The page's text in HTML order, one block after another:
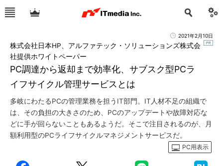
2021年2月10日
PC調達から返却まで効率化、サブスク型PCラ
イフサイクル管理サービスとは
株式会社日本HP、アルファテック・ソリューションズ株式会
社提供ホワイトペーパー
多岐にわたるPCの管理業務を担うIT部門。IT人材不足の組織で
は、その負担の大きさのため、PCのアップデートや故障対応な
どに手が回らないこともあるようだ。そこで注目されるのが、月
額利用型のPCライフサイクルマネジメントサービスだ。
PC用表示